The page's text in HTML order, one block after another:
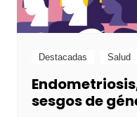
Destacadas Salud
sesgos de